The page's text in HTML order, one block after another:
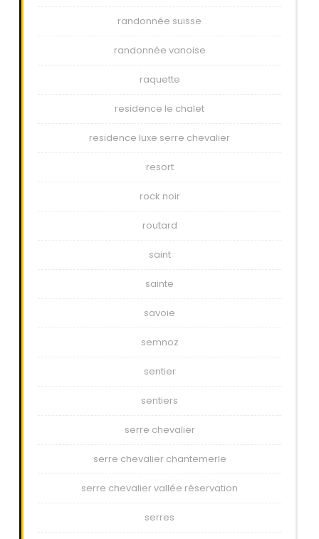
randonnée suisse
randonnée vanoise
raquette
residence le chalet
residence luxe serre chevalier
resort
rock noir
routard
saint
sainte
savoie
semnoz
sentier
sentiers
serre chevalier
serre chevalier chantemerle
serre chevalier vallée réservation
serres